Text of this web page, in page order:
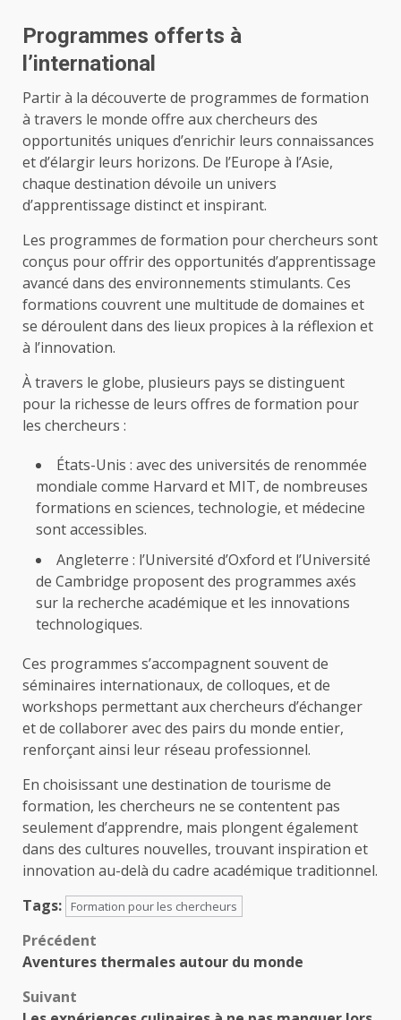
Programmes offerts à
l’international
Partir à la découverte de programmes de formation
à travers le monde offre aux chercheurs des
opportunités uniques d’enrichir leurs connaissances
et d’élargir leurs horizons. De l’Europe à l’Asie,
chaque destination dévoile un univers
d’apprentissage distinct et inspirant.
Les programmes de formation pour chercheurs sont
conçus pour offrir des opportunités d’apprentissage
avancé dans des environnements stimulants. Ces
formations couvrent une multitude de domaines et
se déroulent dans des lieux propices à la réflexion et
à l’innovation.
À travers le globe, plusieurs pays se distinguent
pour la richesse de leurs offres de formation pour
les chercheurs :
États-Unis : avec des universités de renommée
mondiale comme Harvard et MIT, de nombreuses
formations en sciences, technologie, et médecine
sont accessibles.
Angleterre : l’Université d’Oxford et l’Université
de Cambridge proposent des programmes axés
sur la recherche académique et les innovations
technologiques.
Ces programmes s’accompagnent souvent de
séminaires internationaux, de colloques, et de
workshops permettant aux chercheurs d’échanger
et de collaborer avec des pairs du monde entier,
renforçant ainsi leur réseau professionnel.
En choisissant une destination de tourisme de
formation, les chercheurs ne se contentent pas
seulement d’apprendre, mais plongent également
dans des cultures nouvelles, trouvant inspiration et
innovation au-delà du cadre académique traditionnel.
Tags:
Formation pour les chercheurs
Navigation
Précédent
Aventures thermales autour du monde
Suivant